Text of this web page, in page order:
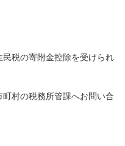
税の寄附金控除を受けられ
村の税務所管課へお問い合